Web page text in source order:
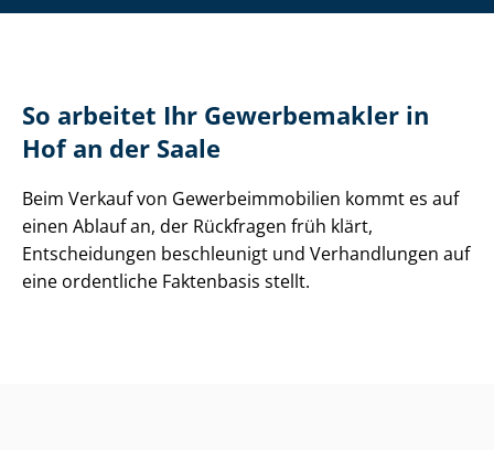
So arbeitet Ihr Gewerbemakler in
Hof an der Saale
Beim Verkauf von Ge­wer­be­im­mo­bi­li­en kommt es auf
einen Ablauf an, der Rückfragen früh klärt,
Entscheidungen beschleunigt und Verhandlungen auf
eine ordentliche Faktenbasis stellt.